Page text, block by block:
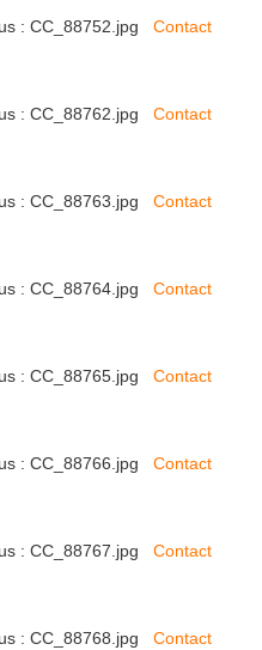
: CC_88752.jpg Contact
: CC_88762.jpg Contact
: CC_88763.jpg Contact
: CC_88764.jpg Contact
: CC_88765.jpg Contact
: CC_88766.jpg Contact
: CC_88767.jpg Contact
: CC_88768.jpg Contact